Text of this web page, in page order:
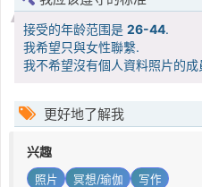
接受的年龄范围是 26-44.
我希望只與女性聯繫.
我不希望沒有個人資料照片的成
更好地了解我
兴趣
照片 冥想/瑜伽 写作